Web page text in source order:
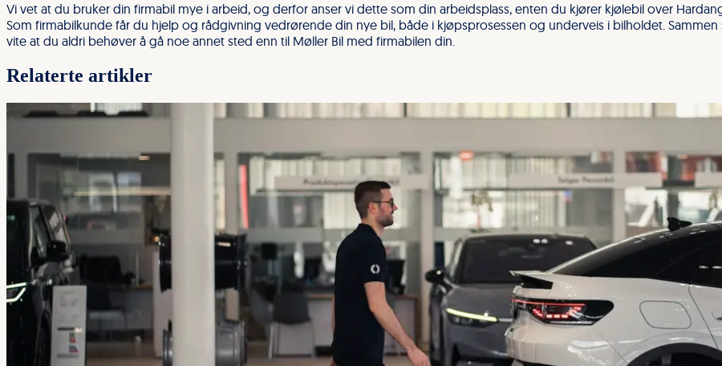
Vi vet at du bruker din firmabil mye i arbeid, og derfor anser vi dette som din arbeidsplass, enten du kjører kjølebil over
Som firmabilkunde får du hjelp og rådgivning vedrørende din nye bil, både i kjøpsprosessen og underveis i bilholdet.
vite at du aldri behøver å gå noe annet sted enn til Møller Bil med firmabilen din.
Relaterte artikler